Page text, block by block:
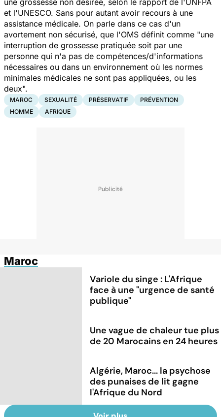
et l'UNESCO. Sans pour autant avoir recours à une
assistance médicale. On parle dans ce cas d'un
avortement non sécurisé, que l'OMS définit comme "une
interruption de grossesse pratiquée soit par une
personne qui n'a pas de compétences/d'informations
nécessaires ou dans un environnement où les normes
minimales médicales ne sont pas appliquées, ou les
deux".
MAROC SEXUALITÉ PRÉSERVATIF
PRÉVENTION
HOMME
AFRIQUE
Maroc
Variole du singe : L'Afrique
face à une "urgence de santé
publique"
Une vague de chaleur tue plus
de 20 Marocains en 24 heures
Algérie, Maroc... la psychose
des punaises de lit gagne
l'Afrique du Nord